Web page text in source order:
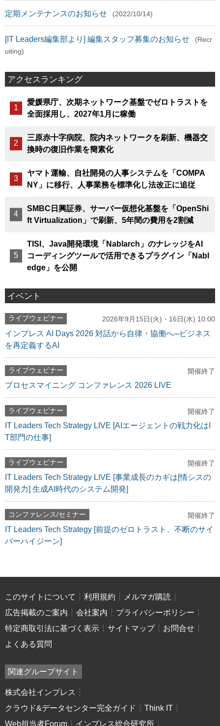
定期メンテナンスのお知らせ (2022/10/14)
[IT Leaders編集部より] 編集スタッフ募集のお知らせ
(Recr
uiting)
アクセスランキング
愛媛県庁、次期ネットワーク基盤でゼロトラストを
全面採用し、2027年1月に稼働
三原赤十字病院、院内ネットワークを刷新、機器交
換時の復旧作業を簡素化
ヤマト運輸、自社開発の人事システムを「COMPA
NY」に移行、人事業務を標準化し法改正に追従
SMBC日興証券、サーバー仮想化基盤を「OpenShi
ft Virtualization」で刷新、5年間の費用を2割減
TISI、Java開発環境「Nablarch」のナレッジをAI
コーディングツールで活用できるプラグイン「Nabl
edge」を公開
イベント
ライブウェビナー 2026年9月15日(火)・16日(水) 10:00
インプレス AI Days 2026 対話から自律・協働へ─ビジネス
を再定義するAI
ライブウェビナー 開催終了
プロセスマイニング コンファレンス 2026 LIVE
ライブウェビナー 開催終了
IT Leaders Tech Strategy LIVE [AIエージェントの戦力化はI
T部門の仕事]
ライブウェビナー 開催終了
IT Leaders Tech Strategy LIVE [事業成長のカギは[情シスの
開発力] 生成AI時代のシステム開発]
コンファレンス/セミナー 開催終了
IT Leaders Tech Strategy [前提のゼロトラスト、不断のサイ
バーハイジーン]
このサイトについて 利用規約
メルマガ購読
広告掲載のご案内
会社案内
プライバシーポリシー
特定商取引法に基づく表示
サイトマップ
お問合せ
よくある質問
関連グループサイト
株式会社インプレス
クラウド&データセンター完全ガイド
Think IT
Web担当者Forum
インプレス総合研究所